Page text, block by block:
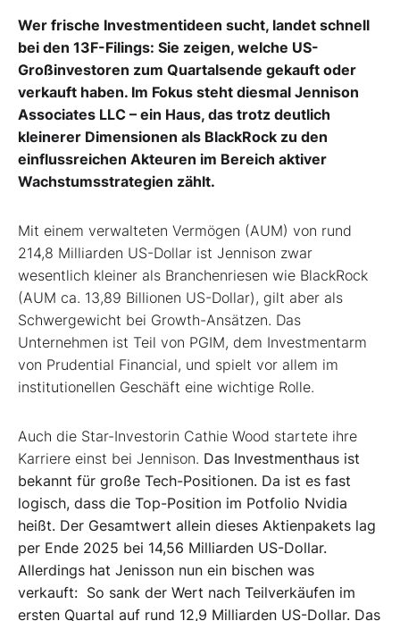
Wer frische Investmentideen sucht, landet schnell
bei den 13F-Filings: Sie zeigen, welche US-
Großinvestoren zum Quartalsende gekauft oder
verkauft haben. Im Fokus steht diesmal Jennison
Associates LLC – ein Haus, das trotz deutlich
kleinerer Dimensionen als BlackRock zu den
einflussreichen Akteuren im Bereich aktiver
Wachstumsstrategien zählt.
Mit einem verwalteten Vermögen (AUM) von rund
214,8 Milliarden US-Dollar ist Jennison zwar
wesentlich kleiner als Branchenriesen wie BlackRock
(AUM ca. 13,89 Billionen US-Dollar), gilt aber als
Schwergewicht bei Growth-Ansätzen. Das
Unternehmen ist Teil von PGIM, dem Investmentarm
von Prudential Financial, und spielt vor allem im
institutionellen Geschäft eine wichtige Rolle.
Auch die Star-Investorin Cathie Wood startete ihre
Karriere einst bei Jennison. Das Investmenthaus ist
bekannt für große Tech-Positionen. Da ist es fast
logisch, dass die Top-Position im Potfolio Nvidia
heißt. Der Gesamtwert allein dieses Aktienpakets lag
per Ende 2025 bei 14,56 Milliarden US-Dollar.
Allerdings hat Jenisson nun ein bischen was
verkauft: So sank der Wert nach Teilverkäufen im
ersten Quartal auf rund 12,9 Milliarden US-Dollar. Das